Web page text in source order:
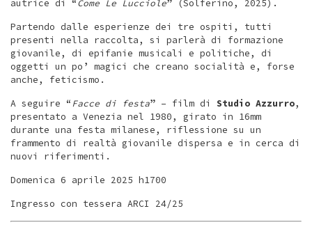
autrice di “Come Le Lucciole” (Solferino, 2025).
Partendo dalle esperienze dei tre ospiti, tutti
presenti nella raccolta, si parlerà di formazione
giovanile, di epifanie musicali e politiche, di
oggetti un po’ magici che creano socialità e, forse
anche, feticismo.
A seguire “Facce di festa” – film di Studio Azzurro,
presentato a Venezia nel 1980, girato in 16mm
durante una festa milanese, riflessione su un
frammento di realtà giovanile dispersa e in cerca di
nuovi riferimenti.
Domenica 6 aprile 2025 h1700
Ingresso con tessera ARCI 24/25